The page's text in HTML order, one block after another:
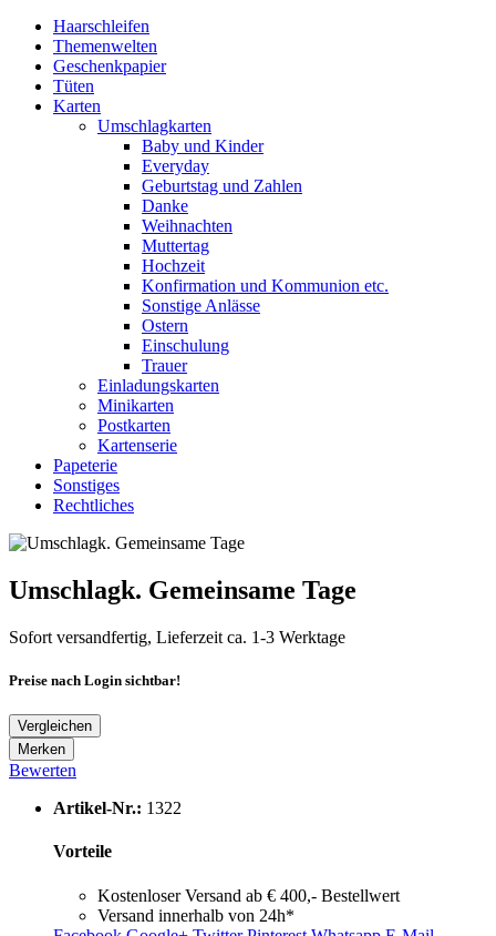
Haarschleifen
Themenwelten
Geschenkpapier
Tüten
Karten
Umschlagkarten
Baby und Kinder
Everyday
Geburtstag und Zahlen
Danke
Weihnachten
Muttertag
Hochzeit
Konfirmation und Kommunion etc.
Sonstige Anlässe
Ostern
Einschulung
Trauer
Einladungskarten
Minikarten
Postkarten
Kartenserie
Papeterie
Sonstiges
Rechtliches
Umschlagk. Gemeinsame Tage
Sofort versandfertig, Lieferzeit ca. 1-3 Werktage
Preise nach Login sichtbar!
Vergleichen
Merken
Bewerten
Artikel-Nr.: 1322
Vorteile
Kostenloser Versand ab € 400,- Bestellwert
Versand innerhalb von 24h*